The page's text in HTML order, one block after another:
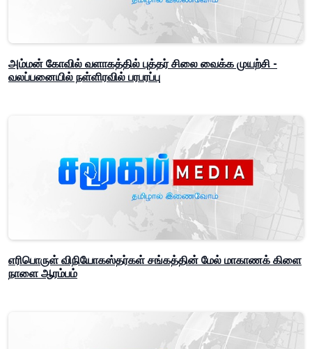
அம்மன் கோவில் வளாகத்தில் புத்தர் சிலை வைக்க முயற்சி -
வலப்பனையில் நள்ளிரவில் பரபரப்பு
எரிபொருள் விநியோகஸ்தர்கள் சங்கத்தின் மேல் மாகாணக் கிளை
நாளை ஆரம்பம்